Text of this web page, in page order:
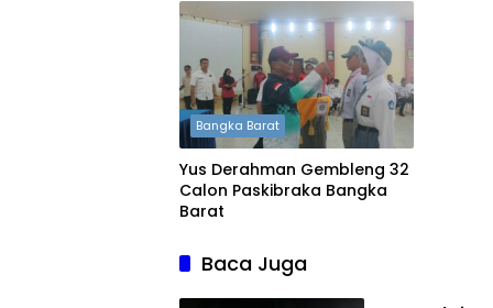
Bangka Barat
Yus Derahman Gembleng 32
Calon Paskibraka Bangka
Barat
Baca Juga